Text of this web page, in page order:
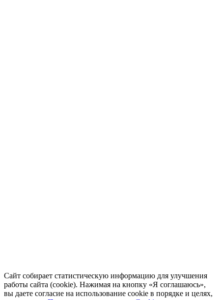
Сайт собирает статистическую информацию для улучшения
работы сайта (cookie). Нажимая на кнопку «Я соглашаюсь»,
вы даете согласие на использование cookie в порядке и целях,